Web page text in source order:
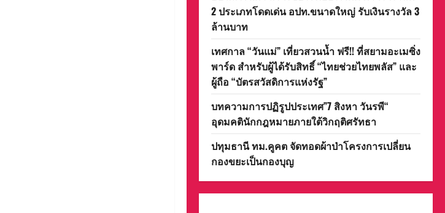
2 ประเภทโดดเด่น อปท.ขนาดใหญ่ รับเงินรางวัล 3
ล้านบาท
เทศกาล “วันแม่” เที่ยวสวนน้ำ ฟรี!! ที่สยามอะเมซิ่ง
พาร์ด สำหรับผู้ได้รับสิทธิ์ “ไทยช่วยไทยพลัส” และ
ผู้ถือ “บัตรสวัสดิการแห่งรัฐ”
บทความการปฏิรูปประเทศ”7 สิงหา วันรพี“
อุดมคตินักกฎหมายภายใต้วิกฤติศรัทธา
ปทุมธานี ทม.คูคต จัดทอดผ้าป่าโครงการเปลี่ยน
กองขยะเป็นกองบุญ